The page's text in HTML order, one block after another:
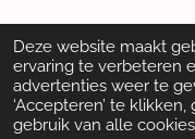
Deze website maakt
ervaring te verbeteren
advertenties weer te
‘Accepteren’ te
gebruik van alle